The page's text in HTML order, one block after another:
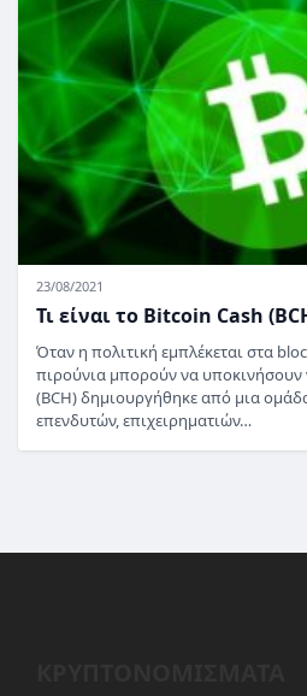
23/08/2021
Τι είναι το Bitcoin Cash
Όταν η πολιτική εμπλέκεται στα
πιρούνια μπορούν να υποκινήσουν
(BCH) δημιουργήθηκε από μια
επενδυτών, επιχειρηματιών…